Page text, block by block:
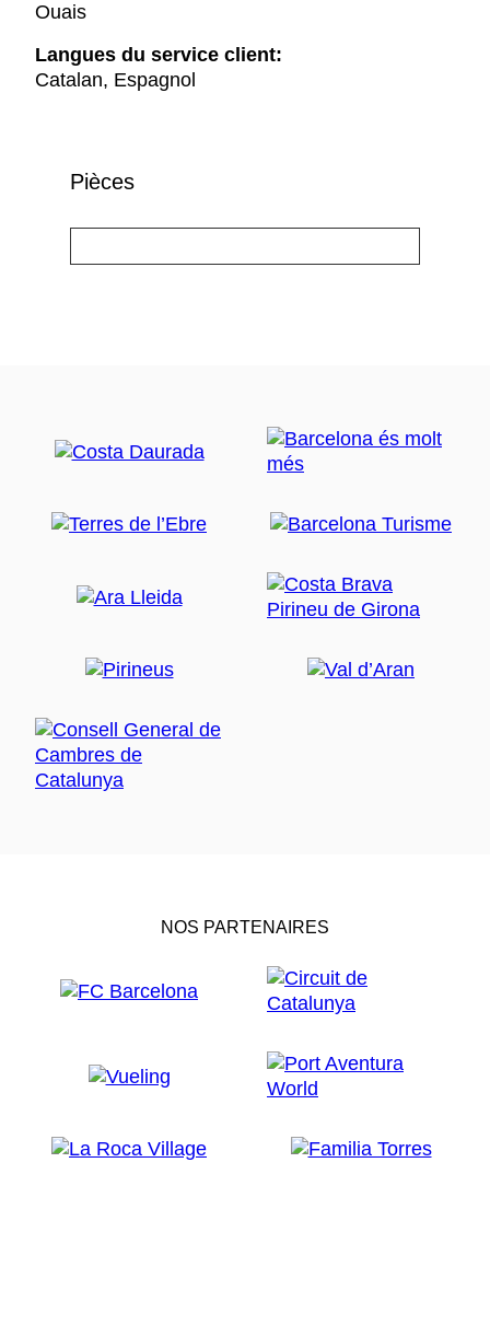
Ouais
Langues du service client:
Catalan, Espagnol
Pièces
NOS PARTENAIRES